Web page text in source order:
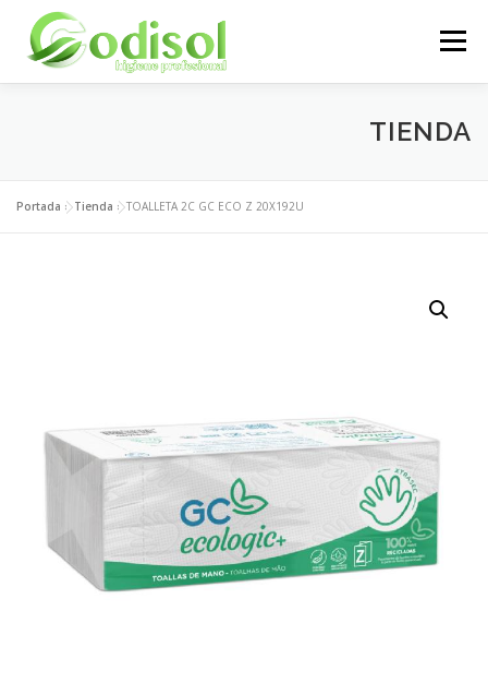
contenido
Menú
ÁREA CLIENTES CONTACTO
TIENDA
Portada »Tienda »TOALLETA 2C GC ECO Z 20X192U